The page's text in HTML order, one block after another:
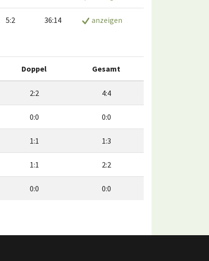
5:2 36:14 anzeigen
Doppel Gesamt
2:2 4:4
0:0 0:0
1:1 1:3
1:1 2:2
0:0 0:0